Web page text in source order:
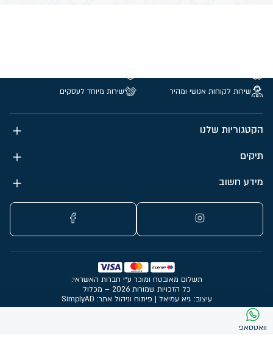
וואטסאפ
שירות לקוחות אנושי ומהיר
שירות מיוחד לעסקים
הקטגוריות שלנו
תיקים
מידע חשוב
עיצוב: גיא עמיאל | פיתוח וניהול אתר: SimplyAD
תשלום מאובטח ומוכר ע״י חברות האשראי:
כל הזכויות שמורות 2026 – מכלול